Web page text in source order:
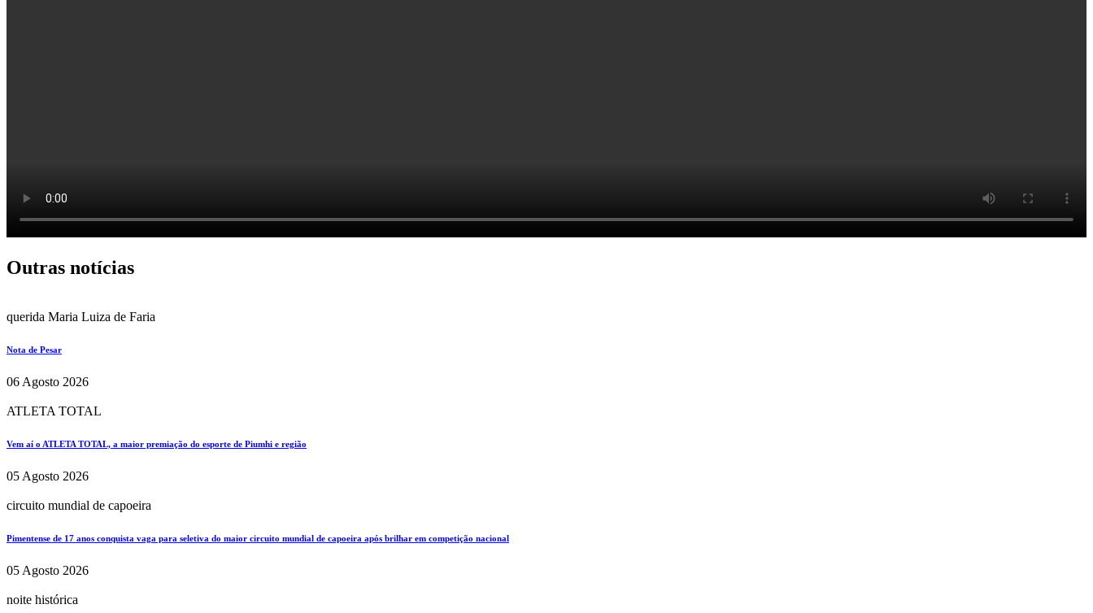
Outras notícias
querida Maria Luiza de Faria
Nota de Pesar
06 Agosto 2026
ATLETA TOTAL
Vem aí o ATLETA TOTAL, a maior premiação do esporte de Piumhi e região
05 Agosto 2026
circuito mundial de capoeira
Pimentense de 17 anos conquista vaga para seletiva do maior circuito mundial de capoeira após brilhar em competição nacional
05 Agosto 2026
noite histórica